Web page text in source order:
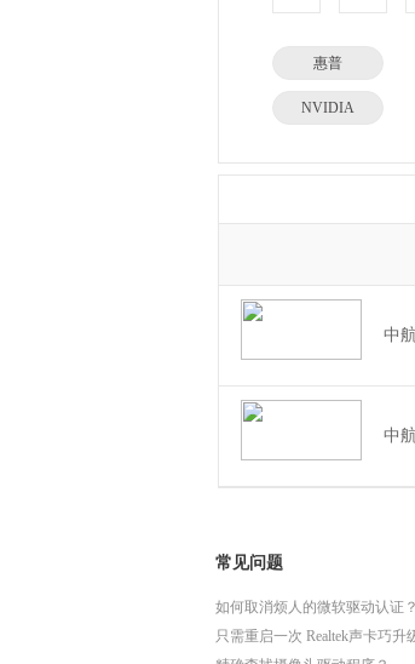
惠普
NVIDIA
中
中
常见问题
如何取消烦人的微软驱动认证？
只需重启一次 Realtek声卡巧升